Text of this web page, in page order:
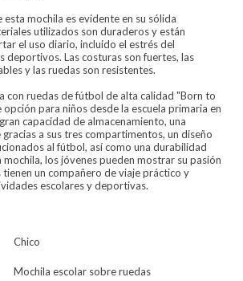
mochila es evidente en su sólida
utilizados son duraderos y están
el uso diario, incluido el estrés del
deportivos. Las costuras son fuertes, las
y las ruedas son resistentes.
con ruedas de fútbol de alta calidad "Born to
opción para niños desde la escuela primaria en
capacidad de almacenamiento, una
a sus tres compartimentos, un diseño
al fútbol, así como una durabilidad
mochila, los jóvenes pueden mostrar su pasión
un compañero de viaje práctico y
escolares y deportivas.
Chico
Mochila escolar sobre ruedas